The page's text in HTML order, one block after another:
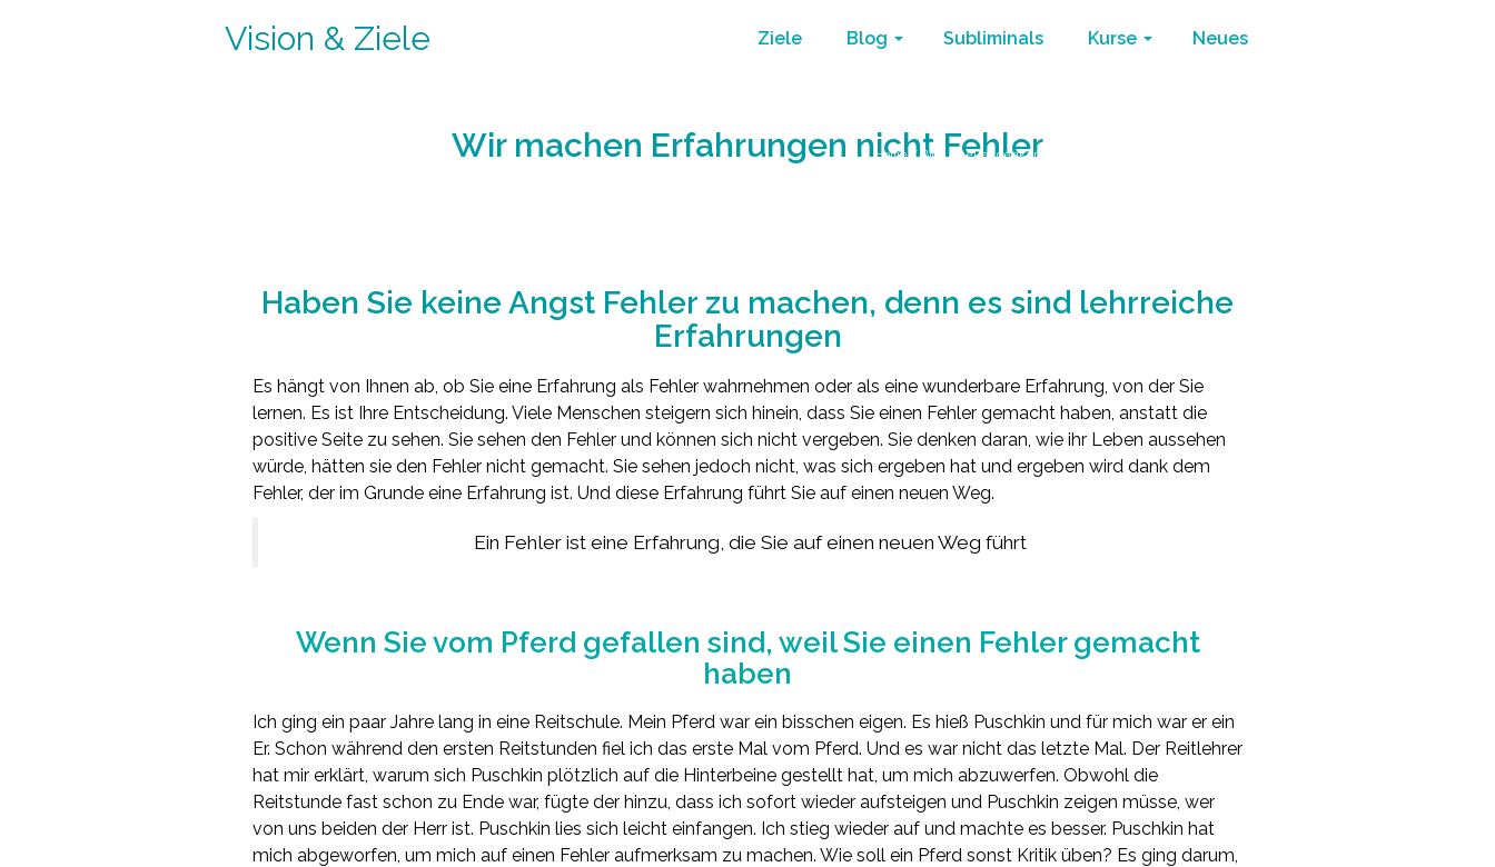
Vision & Ziele Ziele Blog Subliminals Kurse Neues
Wir machen Erfahrungen nicht Fehler
Home / Blog / neues denken
Haben Sie keine Angst Fehler zu machen, denn es sind lehrreiche
Erfahrungen
Es hängt von Ihnen ab, ob Sie eine Erfahrung als Fehler wahrnehmen oder als eine wunderbare Erfahrung, von der Sie
lernen. Es ist Ihre Entscheidung. Viele Menschen steigern sich hinein, dass Sie einen Fehler gemacht haben, anstatt die
positive Seite zu sehen. Sie sehen den Fehler und können sich nicht vergeben. Sie denken daran, wie ihr Leben aussehen
würde, hätten sie den Fehler nicht gemacht. Sie sehen jedoch nicht, was sich ergeben hat und ergeben wird dank dem
Fehler, der im Grunde eine Erfahrung ist. Und diese Erfahrung führt Sie auf einen neuen Weg.
Ein Fehler ist eine Erfahrung, die Sie auf einen neuen Weg führt
Wenn Sie vom Pferd gefallen sind, weil Sie einen Fehler gemacht
haben
Ich ging ein paar Jahre lang in eine Reitschule. Mein Pferd war ein bisschen eigen. Es hieß Puschkin und für mich war er ein
Er. Schon während den ersten Reitstunden fiel ich das erste Mal vom Pferd. Und es war nicht das letzte Mal. Der Reitlehrer
hat mir erklärt, warum sich Puschkin plötzlich auf die Hinterbeine gestellt hat, um mich abzuwerfen. Obwohl die
Reitstunde fast schon zu Ende war, fügte der hinzu, dass ich sofort wieder aufsteigen und Puschkin zeigen müsse, wer
von uns beiden der Herr ist. Puschkin lies sich leicht einfangen. Ich stieg wieder auf und machte es besser. Puschkin hat
mich abgeworfen, um mich auf einen Fehler aufmerksam zu machen. Wie soll ein Pferd sonst Kritik üben? Es ging darum,